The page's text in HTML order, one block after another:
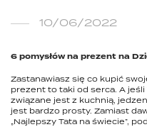
10/06/2022
6 pomysłów na prezent na
Zastanawiasz się co kupić
prezent to taki od serca. A
związane jest z kuchnią,
jest bardzo prosty. Zamiast
„Najlepszy Tata na świecie”,